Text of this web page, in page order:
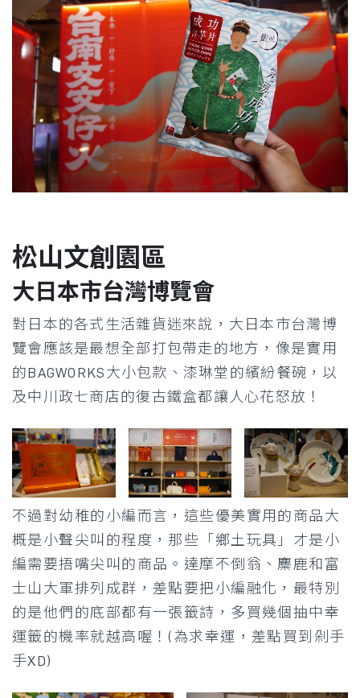
松山文創園區
大日本市台灣博覽會
對日本的各式生活雜貨迷來說，大日本市台灣博
覽會應該是最想全部打包帶走的地方，像是實用
的BAGWORKS大小包款、漆琳堂的繽紛餐碗，以
及中川政七商店的復古鐵盒都讓人心花怒放！
不過對幼稚的小編而言，這些優美實用的商品大
概是小聲尖叫的程度，那些「鄉土玩具」才是小
編需要捂嘴尖叫的商品。達摩不倒翁、麋鹿和富
士山大軍排列成群，差點要把小編融化，最特別
的是他們的底部都有一張籤詩，多買幾個抽中幸
運籤的機率就越高喔！(為求幸運，差點買到剁手
手XD)